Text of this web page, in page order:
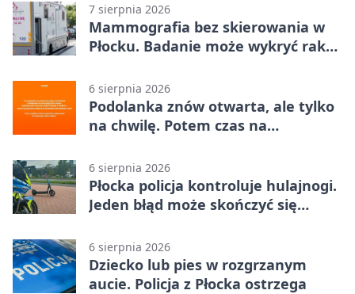
7 sierpnia 2026
Mammografia bez skierowania w
Płocku. Badanie może wykryć raka,
6 sierpnia 2026
Podolanka znów otwarta, ale tylko
na chwilę. Potem czas na
6 sierpnia 2026
Płocka policja kontroluje hulajnogi.
Jeden błąd może skończyć się
6 sierpnia 2026
Dziecko lub pies w rozgrzanym
aucie. Policja z Płocka ostrzega